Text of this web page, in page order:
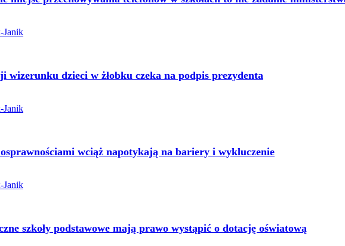
Janik
wizerunku dzieci w żłobku czeka na podpis prezydenta
Janik
wciąż napotykają na bariery i wykluczenie
Janik
szkoły podstawowe mają prawo wystąpić o dotację oświatową